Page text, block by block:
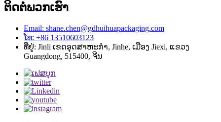
ຕິດ​ຕໍ່​ພວກ​ເຮົາ
Email: shane.chen@gdhuihuapackaging.com
ໂທ: +86 13510603123
ທີ່​ຢູ່​: Jinli ເຂດ​ອຸດ​ສາ​ຫະ​ກໍາ​, Jinhe​, ເມືອງ Jiexi​, ແຂວງ
Guangdong​, 515400​, ຈີນ